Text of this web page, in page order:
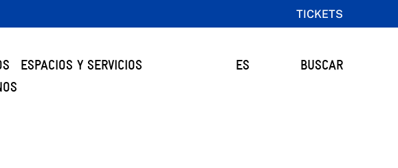
TICKETS
ESPACIOS Y SERVICIOS
ES BUSCAR